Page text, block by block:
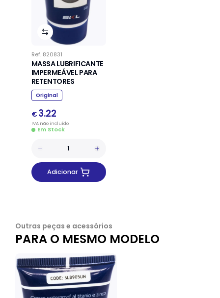
Ref. 820831
MASSA LUBRIFICANTE
IMPERMEÁVEL PARA
RETENTORES
Original
€ 3.22
IVAnãoincluído
Em Stock
Adicionar
Outras peças e acessórios
PARA O MESMO MODELO